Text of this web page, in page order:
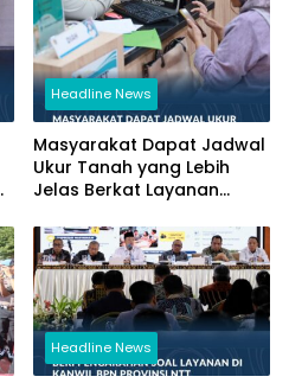
Headline News
Masyarakat Dapat Jadwal
Ukur Tanah yang Lebih
Jelas Berkat Layanan
Headline News